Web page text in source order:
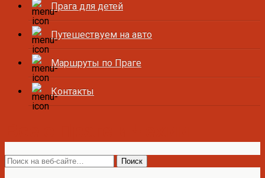
Прага для детей
Путешествуем на авто
Маршруты по Праге
Контакты